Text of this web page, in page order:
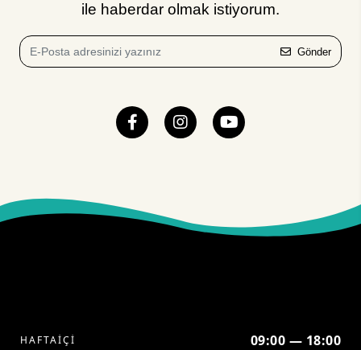
ile haberdar olmak istiyorum.
Gönder
HAFTAİÇİ 09:00 — 18:00